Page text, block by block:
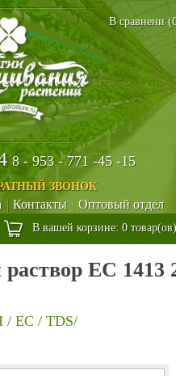
В вашей корзине: 0 товар(ов)
8 - 953 - 771 -45 -15
ЗВОНОК
Контакты Оптовый отдел
В сравнени (
EC 1413
/ EC / TDS/